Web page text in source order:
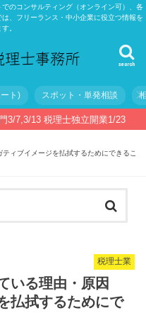
のコンサルティング（オンライン可）、各
、フリーランス・中小企業に役立つ情報を
。
search
ト) スポット・単発相談
3/7,3/13 税理士独立開業1/23
ィブイメージを払拭するためにできるこ
税理士業
いる理由・原因
払拭するためにで